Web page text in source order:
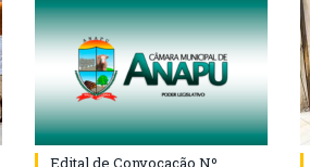
Edital de Convocação Nº